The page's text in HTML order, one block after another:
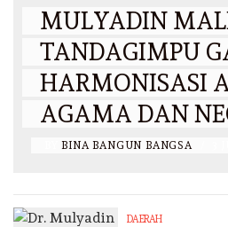
MULYADIN
TANDAGIMPU
HARMONISASI
AGAMA DAN
BINA BANGUN BANGSA
DAERAH